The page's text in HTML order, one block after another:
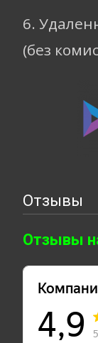
6.
(без
Отзывы
Отзывы